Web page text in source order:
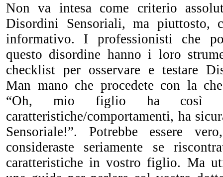
Non va intesa come criterio
Disordini Sensoriali, ma piuttosto,
informativo. I professionisti che
questo disordine hanno i loro
checklist per osservare e testare
Man mano che procedete con la
“Oh, mio figlio ha così
caratteristiche/comportamenti, ha
Sensoriale!”. Potrebbe essere
consideraste seriamente se
caratteristiche in vostro figlio. Ma